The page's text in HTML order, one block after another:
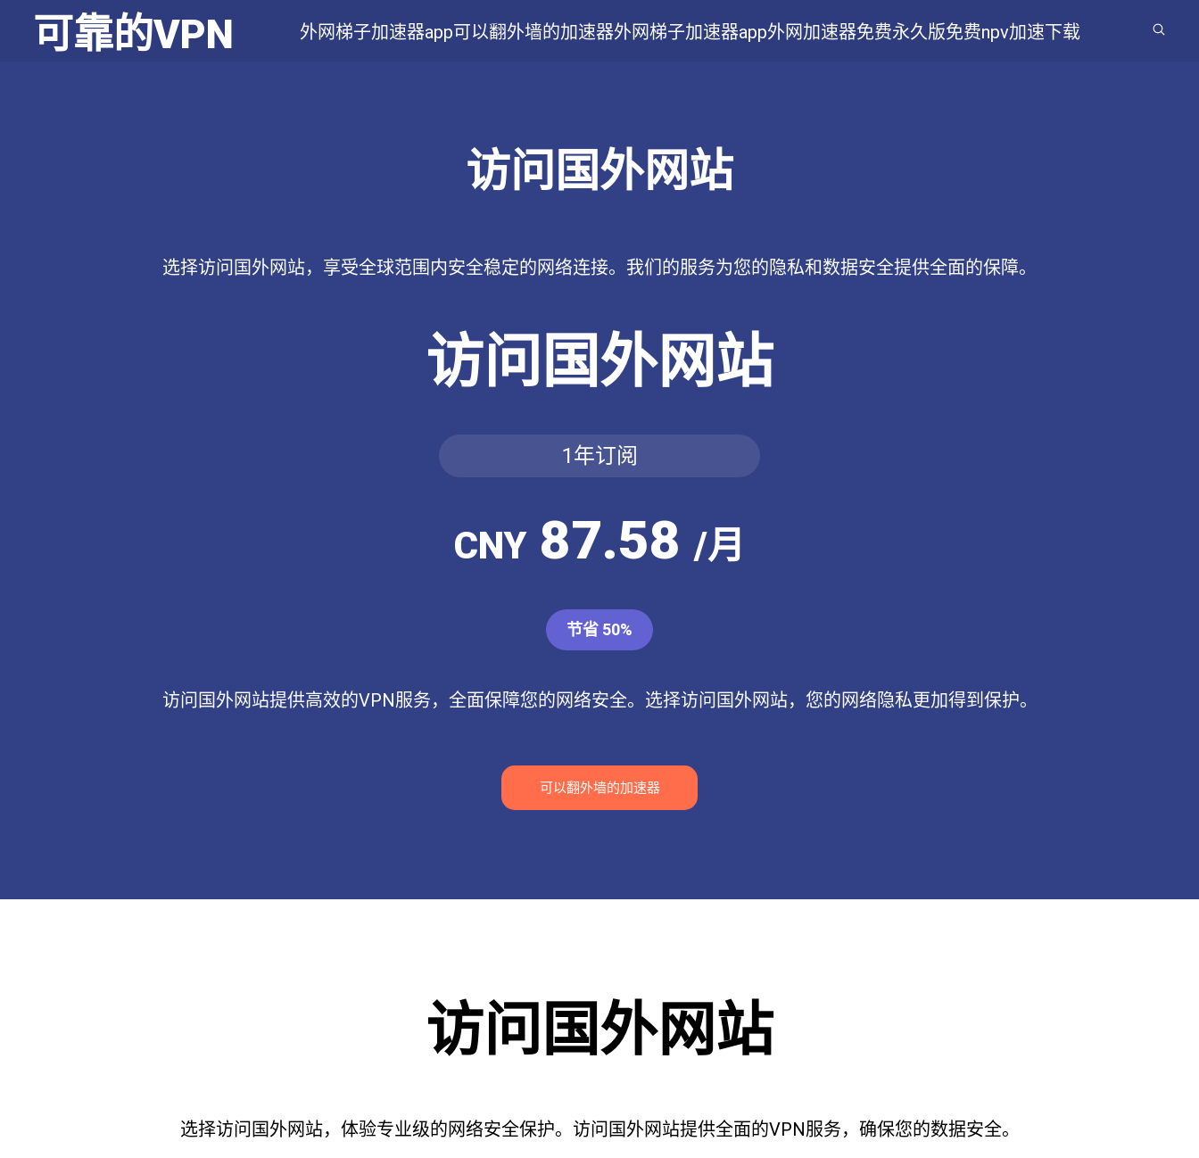
可靠的VPN 外网梯子加速器app可以翻外墙的加速器外网梯子加速器app外网加速器免费永久版免费npv加速下载
访问国外网站
选择访问国外网站，享受全球范围内安全稳定的网络连接。我们的服务为您的隐私和数据安全提供全面的保障。
访问国外网站
1年订阅
CNY87.58 /月
节省 50%
访问国外网站提供高效的VPN服务，全面保障您的网络安全。选择访问国外网站，您的网络隐私更加得到保护。
可以翻外墙的加速器
访问国外网站
选择访问国外网站，体验专业级的网络安全保护。访问国外网站提供全面的VPN服务，确保您的数据安全。